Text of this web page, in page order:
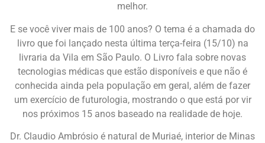
melhor.
E se você viver mais de 100 anos? O tema é a chamada do
livro que foi lançado nesta última terça-feira (15/10) na
livraria da Vila em São Paulo. O Livro fala sobre novas
tecnologias médicas que estão disponíveis e que não é
conhecida ainda pela população em geral, além de fazer
um exercício de futurologia, mostrando o que está por vir
nos próximos 15 anos baseado na realidade de hoje.
Dr. Claudio Ambrósio é natural de Muriaé, interior de Minas